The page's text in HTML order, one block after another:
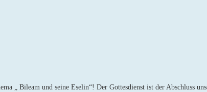
„ Bileam und seine Eselin“! Der Gottesdienst ist der Abschluss